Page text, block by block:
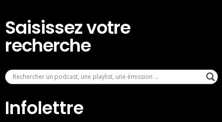
Saisissez votre
recherche
Infolettre